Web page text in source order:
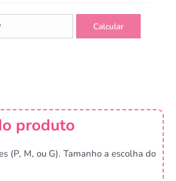
produto
(P, M, ou G). Tamanho a escolha do